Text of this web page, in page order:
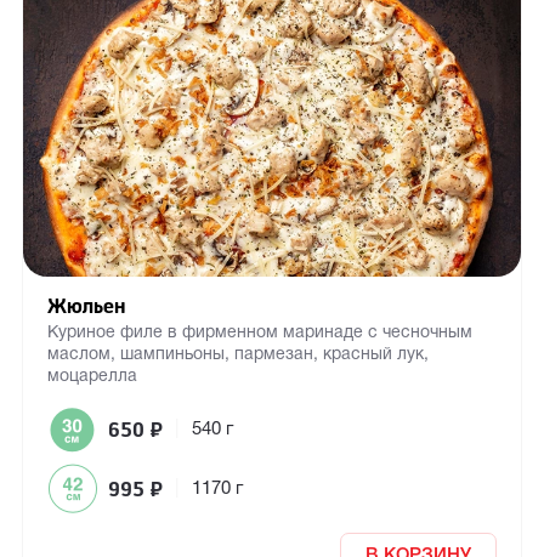
Жюльен
Куриное филе в фирменном маринаде с чесночным
маслом, шампиньоны, пармезан, красный лук,
моцарелла
650 ₽ 540 г
995 ₽ 1170 г